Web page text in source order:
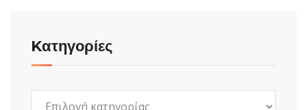
Kατηγορίες